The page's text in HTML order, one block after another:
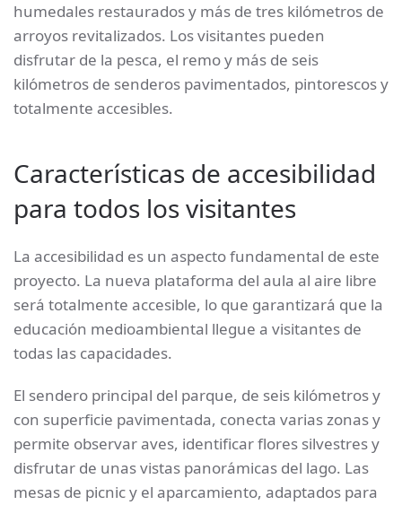
humedales restaurados y más de tres kilómetros de
arroyos revitalizados. Los visitantes pueden
disfrutar de la pesca, el remo y más de seis
kilómetros de senderos pavimentados, pintorescos y
totalmente accesibles.
Características de accesibilidad
para todos los visitantes
La accesibilidad es un aspecto fundamental de este
proyecto. La nueva plataforma del aula al aire libre
será totalmente accesible, lo que garantizará que la
educación medioambiental llegue a visitantes de
todas las capacidades.
El sendero principal del parque, de seis kilómetros y
con superficie pavimentada, conecta varias zonas y
permite observar aves, identificar flores silvestres y
disfrutar de unas vistas panorámicas del lago. Las
mesas de picnic y el aparcamiento, adaptados para